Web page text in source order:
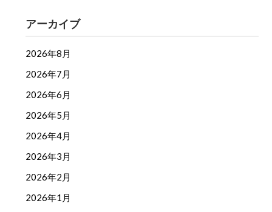
アーカイブ
2026年8月
2026年7月
2026年6月
2026年5月
2026年4月
2026年3月
2026年2月
2026年1月